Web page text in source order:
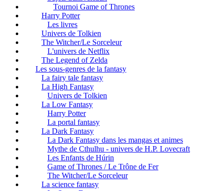
Tournoi Game of Thrones
Harry Potter
Les livres
Univers de Tolkien
The Witcher/Le Sorceleur
L'univers de Netflix
The Legend of Zelda
Les sous-genres de la fantasy
La fairy tale fantasy
La High Fantasy
Univers de Tolkien
La Low Fantasy
Harry Potter
La portal fantasy
La Dark Fantasy
La Dark Fantasy dans les mangas et animes
Mythe de Cthulhu - univers de H.P. Lovecraft
Les Enfants de Húrin
Game of Thrones / Le Trône de Fer
The Witcher/Le Sorceleur
La science fantasy